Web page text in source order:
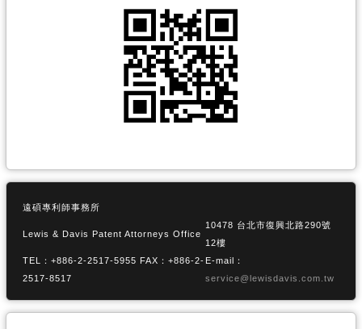
遠碩專利師事務所
Lewis & Davis Patent Attorneys Office
10478 台北市復興北路290號
12樓
TEL：+886-2-2517-5955 FAX：+886-2-
2517-8517
E-mail：
service@lewisdavis.com.tw